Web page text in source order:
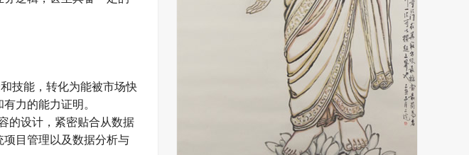
技能，转化为能被市场快
力的能力证明。
的设计，紧密贴合从数据
目管理以及数据分析与